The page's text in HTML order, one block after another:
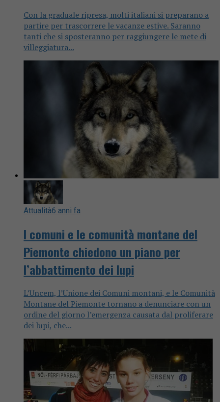
Con la graduale ripresa, molti italiani si preparano a
partire per trascorrere le vacanze estive. Saranno
tanti che si sposteranno per raggiungere le mete di
villeggiatura...
Attualità6 anni fa
I comuni e le comunità montane del
Piemonte chiedono un piano per
l’abbattimento dei lupi
L’Uncem, l’Unione dei Comuni montani, e le Comunità
Montane del Piemonte tornano a denunciare con un
ordine del giorno l’emergenza causata dal proliferare
dei lupi, che...